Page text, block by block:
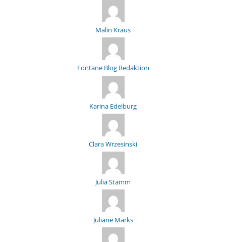
Malin Kraus
Fontane Blog Redaktion
Karina Edelburg
Clara Wrzesinski
Julia Stamm
Juliane Marks